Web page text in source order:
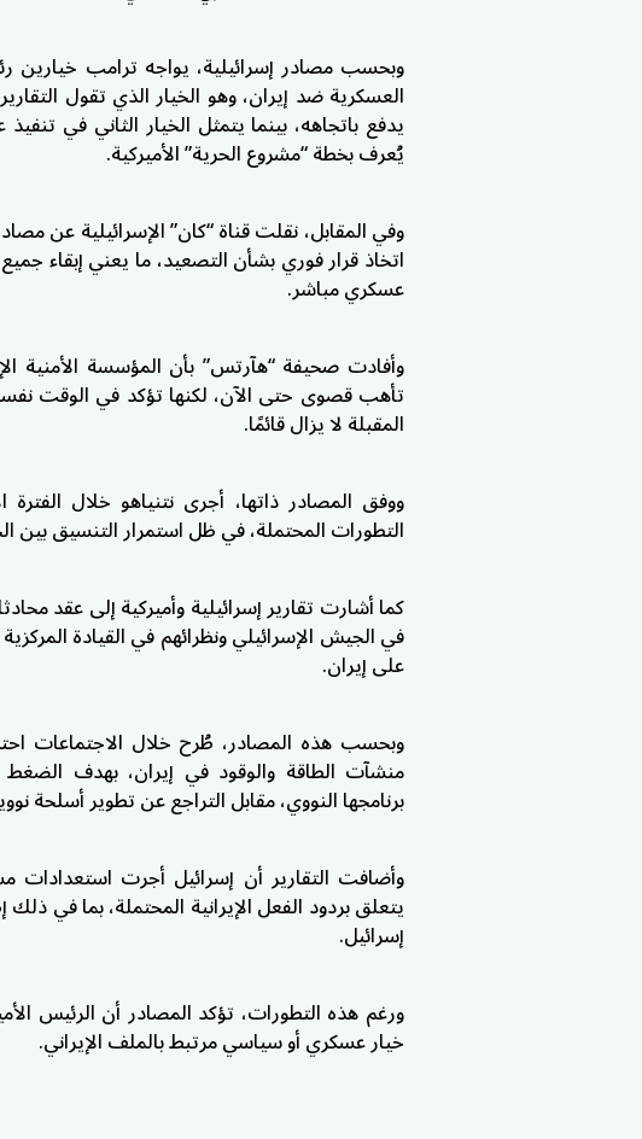
وبحسب مصادر إسرائيلية، يواجه ترامب خيارين
العسكرية ضد إيران، وهو الخيار الذي تقول
يدفع باتجاهه، بينما يتمثل الخيار الثاني في
يُعرف بخطة “مشروع الحرية” الأميركية.
وفي المقابل، نقلت قناة “كان” الإسرائيلية عن
اتخاذ قرار فوري بشأن التصعيد، ما يعني إبقاء
عسكري مباشر.
وأفادت صحيفة “هآرتس” بأن المؤسسة الأمنية
تأهب قصوى حتى الآن، لكنها تؤكد في الوقت
المقبلة لا يزال قائمًا.
ووفق المصادر ذاتها، أجرى نتنياهو خلال
التطورات المحتملة، في ظل استمرار التنسيق بين
كما أشارت تقارير إسرائيلية وأميركية إلى عقد
في الجيش الإسرائيلي ونظرائهم في القيادة
على إيران.
وبحسب هذه المصادر، طُرح خلال الاجتماعات
منشآت الطاقة والوقود في إيران، بهدف
برنامجها النووي، مقابل التراجع عن تطوير أسلحة
وأضافت التقارير أن إسرائيل أجرت استعدادات
يتعلق بردود الفعل الإيرانية المحتملة، بما في
إسرائيل.
ورغم هذه التطورات، تؤكد المصادر أن الرئيس
خيار عسكري أو سياسي مرتبط بالملف الإيراني.